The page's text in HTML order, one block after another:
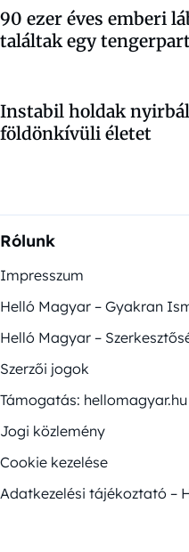
90 ezer éves emberi
találtak egy
Instabil holdak
földönkívüli életet
Rólunk
Impresszum
Helló Magyar – Gyakran
Helló Magyar –
Szerzői jogok
Támogatás: hellomagyar.hu
Jogi közlemény
Cookie kezelése
Adatkezelési tájékoztató –